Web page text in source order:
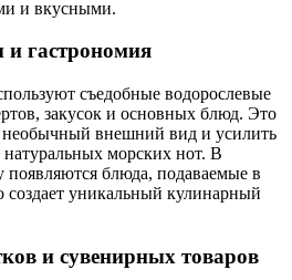
и вкусными.
и гастрономия
съедобные водорослевые
закусок и основных блюд. Это
необычный внешний вид и усилить
натуральных морских нот. В
появляются блюда, подаваемые в
создает уникальный кулинарный
и сувенирных товаров